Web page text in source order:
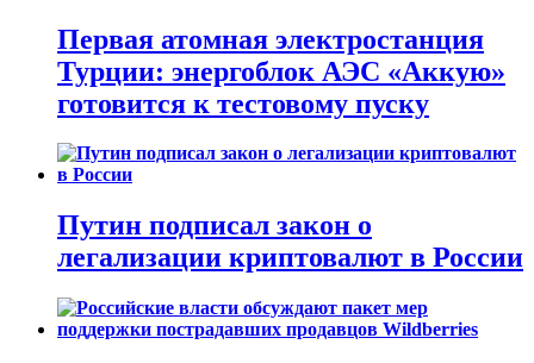
Первая атомная электростанция
Турции: энергоблок АЭС «Аккую»
готовится к тестовому пуску
Путин подписал закон о
легализации криптовалют в России